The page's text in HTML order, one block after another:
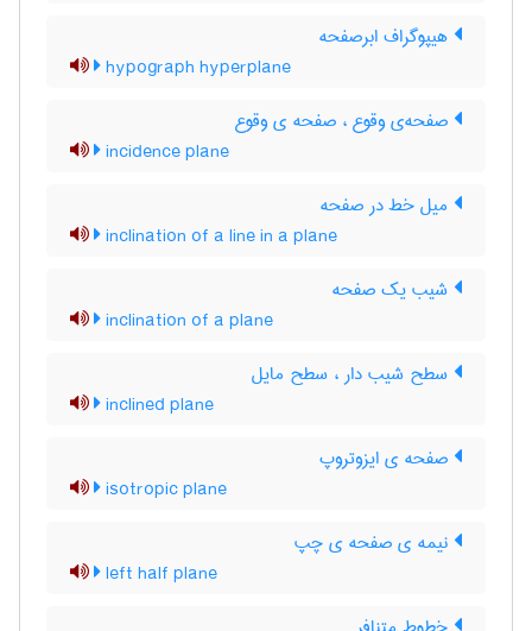
هیپوگراف ابرصفحه
hypograph hyperplane
صفحه‌ی وقوع ، صفحه ی وقوع
incidence plane
میل خط در صفحه
inclination of a line in a plane
شیب یک صفحه
inclination of a plane
سطح شیب دار ، سطح مایل
inclined plane
صفحه ی ایزوتروپ
isotropic plane
نیمه ی صفحه ی چپ
left half plane